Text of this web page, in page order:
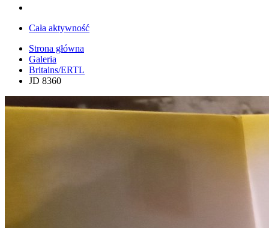
Cała aktywność
Strona główna
Galeria
Britains/ERTL
JD 8360